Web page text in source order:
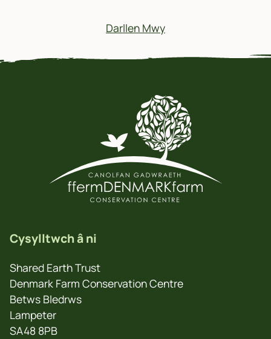
Darllen Mwy
Cysylltwch â ni
Shared Earth Trust
Denmark Farm Conservation Centre
Betws Bledrws
Lampeter
SA48 8PB